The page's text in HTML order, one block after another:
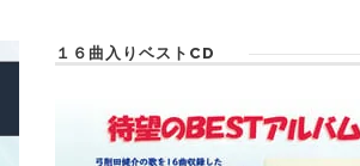
１６曲入りベストCD